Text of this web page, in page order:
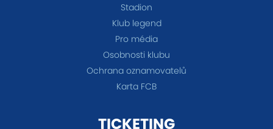
Stadion
Klub legend
Pro média
Osobnosti klubu
Ochrana oznamovatelů
Karta FCB
TICKETING